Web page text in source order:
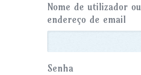
Nome de utilizador ou
endereço de email
Senha